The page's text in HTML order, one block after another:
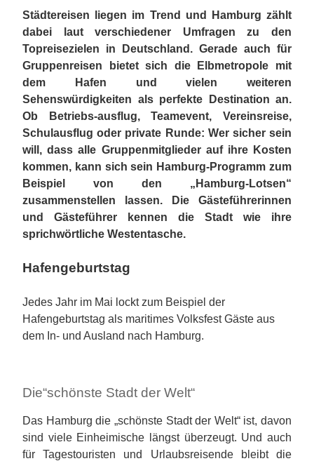
Städtereisen liegen im Trend und Hamburg zählt
dabei laut verschiedener Umfragen zu den
Topreisezielen in Deutschland. Gerade auch für
Gruppenreisen bietet sich die Elbmetropole mit
dem Hafen und vielen weiteren
Sehenswürdigkeiten als perfekte Destination an.
Ob Betriebs-ausflug, Teamevent, Vereinsreise,
Schulausflug oder private Runde: Wer sicher sein
will, dass alle Gruppenmitglieder auf ihre Kosten
kommen, kann sich sein Hamburg-Programm zum
Beispiel von den „Hamburg-Lotsen“
zusammenstellen lassen. Die Gästeführerinnen
und Gästeführer kennen die Stadt wie ihre
sprichwörtliche Westentasche.
Hafengeburtstag
Jedes Jahr im Mai lockt zum Beispiel der
Hafengeburtstag als maritimes Volksfest Gäste aus
dem In- und Ausland nach Hamburg.
Die“schönste Stadt der Welt“
Das Hamburg die „schönste Stadt der Welt“ ist, davon
sind viele Einheimische längst überzeugt. Und auch
für Tagestouristen und Urlaubsreisende bleibt die